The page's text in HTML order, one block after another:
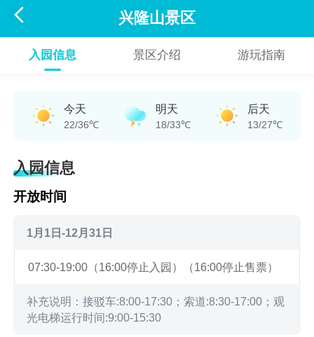
 兴隆山景区
入园信息 景区介绍 游玩指南
今天
22/36℃
明天
18/33℃
后天
13/27℃
入园信息
开放时间
1月1日-12月31日
07:30-19:00（16:00停止入园）（16:00停止售票）
补充说明：接驳车:8:00-17:30；索道:8:30-17:00；观
光电梯运行时间:9:00-15:30